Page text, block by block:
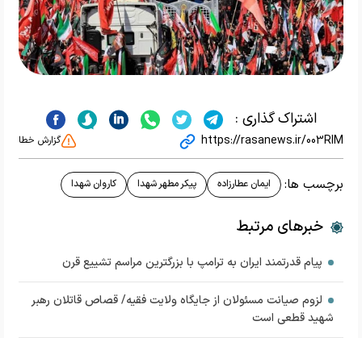
اشتراک گذاری :
https://rasanews.ir/003RIM گزارش خطا
برچسب ها: ایمان عطارزاده پیکر مطهر شهدا کاروان شهدا
خبرهای مرتبط
پیام قدرتمند ایران به ترامپ با بزرگترین مراسم تشییع قرن
لزوم صیانت مسئولان از جایگاه ولایت فقیه/ قصاص قاتلان رهبر
شهید قطعی است